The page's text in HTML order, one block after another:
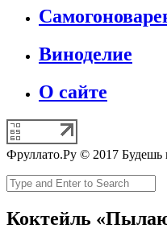
Виноделие
О сайте
Фруллато.Ру © 2017 Будешь
Коктейль